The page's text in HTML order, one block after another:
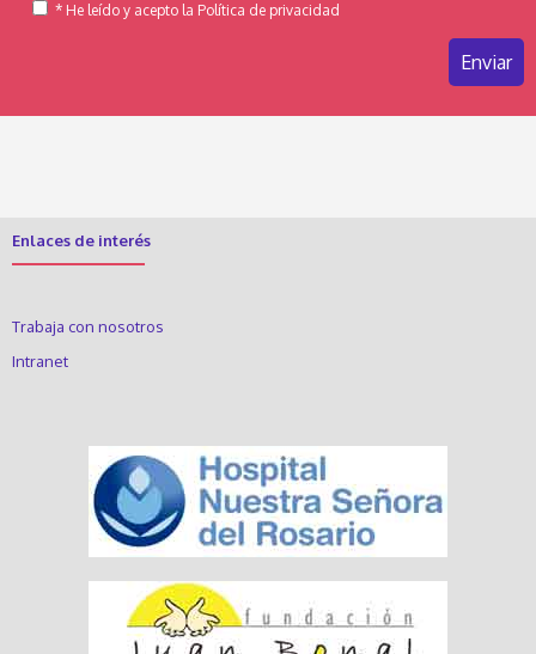
* He leído y acepto la Política de privacidad
Enlaces de interés
Trabaja con nosotros
Intranet